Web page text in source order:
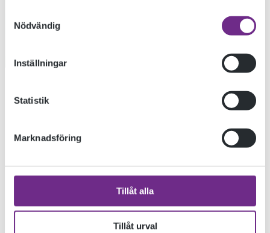
Nödvändig
Inställningar
Statistik
Marknadsföring
Tillåt alla
Tillåt urval
2020-09-15
KONSTEN SOM MOTKRAFT OCH MOTBILD